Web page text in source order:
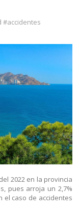
#accidentes
2022 en la provincia
pues arroja un 2,7%
el caso de accidentes